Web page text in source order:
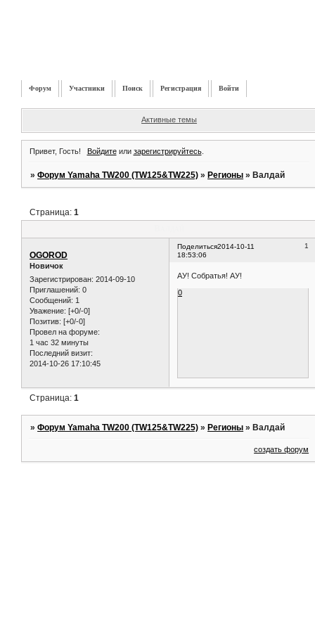
Форум Участники Поиск Регистрация Войти
Активные темы
Привет, Гость! Войдитеили зарегистрируйтесь.
»Форум Yamaha TW200 (TW125&TW225) »Регионы »Валдай
Страница:1
Поделиться 1
2014-10-11
18:53:06
OGOROD
Новичок
Зарегистрирован: 2014-09-10
Приглашений: 0
Сообщений: 1
Уважение: [+0/-0]
Позитив: [+0/-0]
Провел на форуме:
1 час 32 минуты
Последний визит:
2014-10-26 17:10:45
АУ! Собратья! АУ!
0
Страница:1
»Форум Yamaha TW200 (TW125&TW225) » Регионы » Валдай
создать форум